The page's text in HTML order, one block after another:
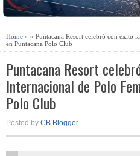
Home » » Puntacana Resort celebró con éxito
en Puntacana Polo Club
Puntacana Resort
Internacional de Polo
Polo Club
Posted by CB Blogger